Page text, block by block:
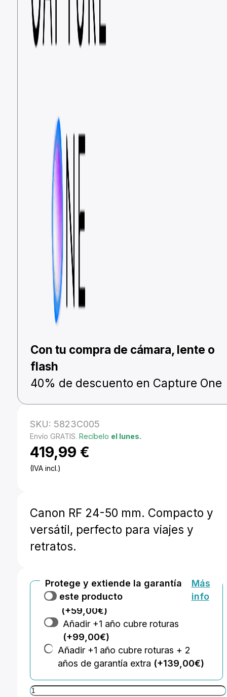
Con tu compra de cámara, lente o
flash
40% de descuento en Capture One
SKU: 5823C005
Envío GRATIS.Recíbelo el lunes.
419,99€
(IVA incl.)
Canon RF 24-50 mm. Compacto y
versátil, perfecto para viajes y
retratos.
Protege y extiende la garantía
de este producto
Más
info
Añadir +2 años de garantía extra
(+59,00€)
Añadir +1 año cubre roturas
(+99,00€)
Añadir +1 año cubre roturas + 2
años de garantía extra (+139,00€)
Canon